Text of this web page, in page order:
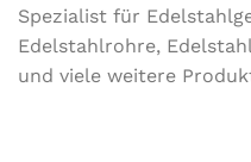
Spezialist für
Edelstahlrohre,
und viele weitere